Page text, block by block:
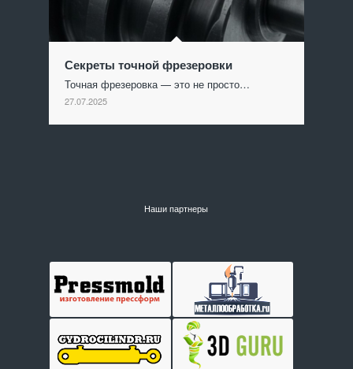
Секреты точной фрезеровки
Точная фрезеровка — это не просто…
27.07.2025
Наши партнеры